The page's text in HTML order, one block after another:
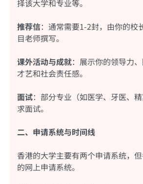
择该大学和专业等。
推荐信：通常需要1-2封，由你的校
目老师撰写。
课外活动与成就：展示你的领导力
才艺和社会责任感。
面试：部分专业（如医学、牙医、
求面试。
二、申请系统与时间线
香港的大学主要有两个申请系统，
的网上申请系统。